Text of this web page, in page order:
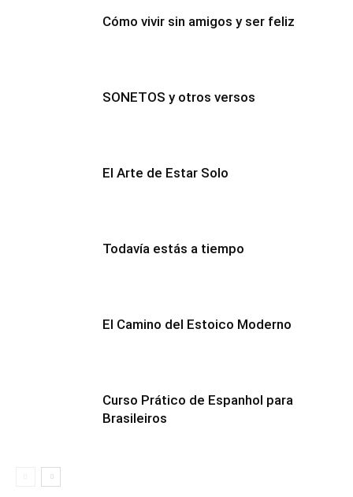
Cómo vivir sin amigos y ser feliz
SONETOS y otros versos
El Arte de Estar Solo
Todavía estás a tiempo
El Camino del Estoico Moderno
Curso Prático de Espanhol para
Brasileiros